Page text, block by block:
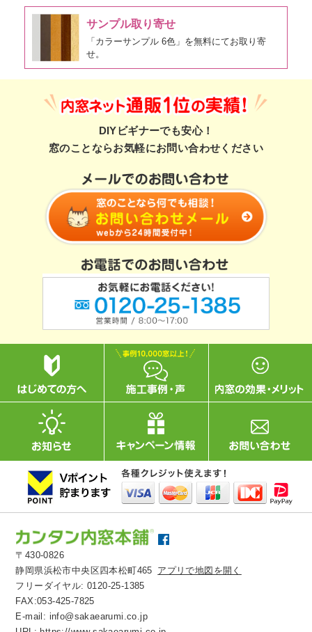
サンプル取り寄せ
「カラーサンプル 6色」を無料にてお取り寄
せ。
DIYビギナーでも安心！
窓のことならお気軽にお問い合わせください
〒430-0826
静岡県浜松市中央区四本松町465 アプリで地図を開く
フリーダイヤル:0120-25-1385
FAX:053-425-7825
E-mail: info@sakaearumi.co.jp